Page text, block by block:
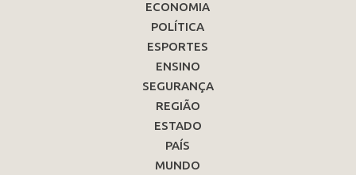
ECONOMIA
POLÍTICA
ESPORTES
ENSINO
SEGURANÇA
REGIÃO
ESTADO
PAÍS
MUNDO